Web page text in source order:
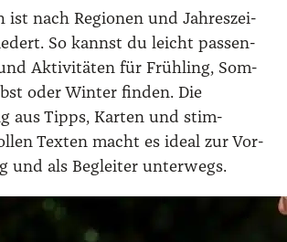
ist nach Regio­nen und Jah­res­zei­
So kannst du leicht pas­sen­
Akti­vi­tä­ten für Früh­ling, Som­
oder Win­ter fin­den. Die
aus Tipps, Kar­ten und stim­
Tex­ten macht es ide­al zur Vor­
und als Beglei­ter unter­wegs.